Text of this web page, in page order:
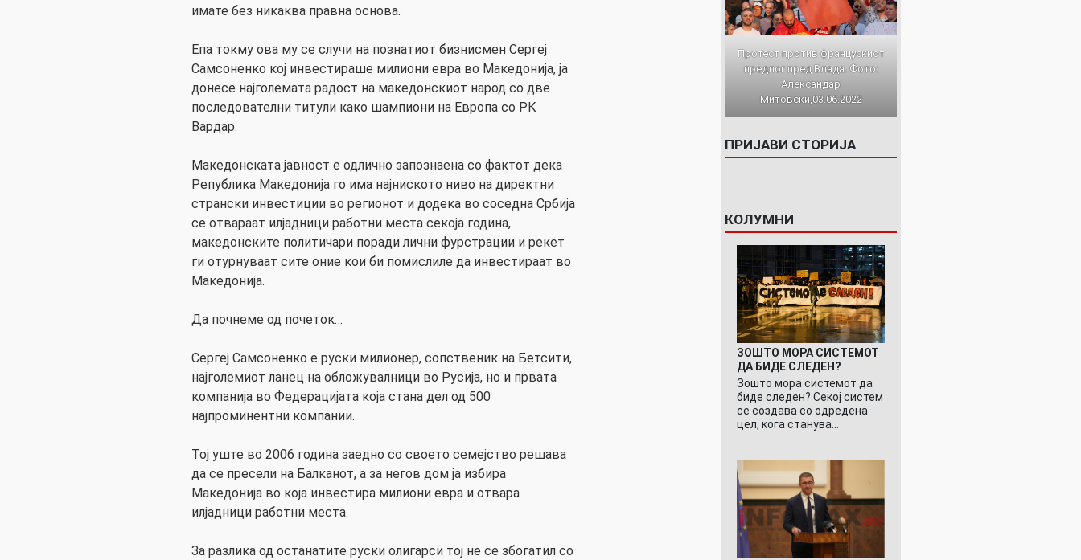
имате без никаква правна основа.
Епа токму ова му се случи на познатиот бизнисмен Сергеј
Самсоненко кој инвестираше милиони евра во Македонија, ја
донесе најголемата радост на македонскиот народ со две
последователни титули како шампиони на Европа со РК
Вардар.
Македонската јавност е одлично запознаена со фактот дека
Република Македонија го има најниското ниво на директни
странски инвестиции во регионот и додека во соседна Србија
се отвараат илјадници работни места секоја година,
македонските политичари поради лични фурстрации и рекет
ги отурнуваат сите оние кои би помислиле да инвестираат во
Македонија.
Да почнеме од почеток…
Сергеј Самсоненко е руски милионер, сопственик на Бетсити,
најголемиот ланец на обложувалници во Русија, но и првата
компанија во Федерацијата која стана дел од 500
најпроминентни компании.
Тој уште во 2006 година заедно со своето семејство решава
да се пресели на Балканот, а за негов дом ја избира
Македонија во која инвестира милиони евра и отвара
илјадници работни места.
За разлика од останатите руски олигарси тој не се збогатил со
Протест против францускиот
предлог пред Влада. Фото:
Александар
Митовски,03.06.2022
ПРИЈАВИ СТОРИЈА
КОЛУМНИ
ЗОШТО МОРА СИСТЕМОТ
ДА БИДЕ СЛЕДЕН?
Зошто мора системот да
биде следен? Секој систем
се создава со одредена
цел, кога станува…